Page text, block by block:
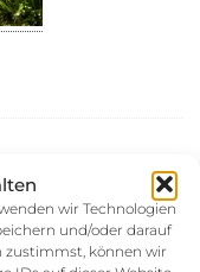
wir Technologien
und/oder darauf
zustimmst, können wir